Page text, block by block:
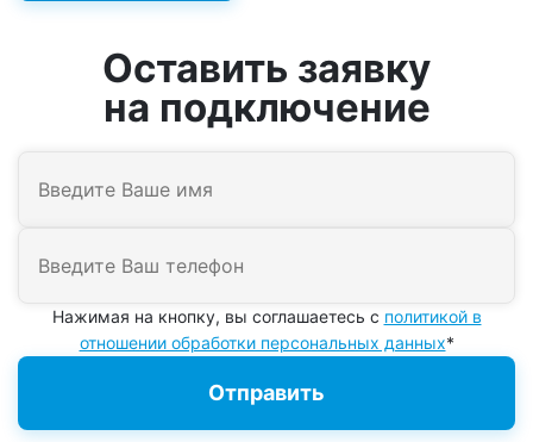
Оставить заявку
на подключение
Нажимая на кнопку, вы соглашаетесь с политикой в
отношении обработки персональных данных*